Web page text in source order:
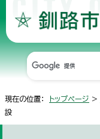
現在の位置： トップページ >
設